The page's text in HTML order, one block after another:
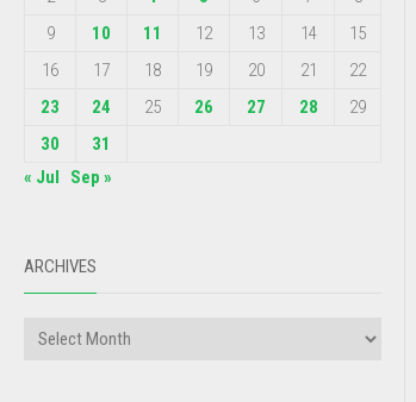
9
10 11 12 13 14
15
16
17 18 19 20 21
22
23
24 25 26 27 28
29
30
31
« Jul
Sep »
ARCHIVES